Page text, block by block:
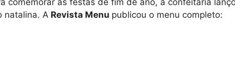
comemorar as festas de fim de ano, a confeitaria
natalina. A Revista Menu publicou o menu completo: